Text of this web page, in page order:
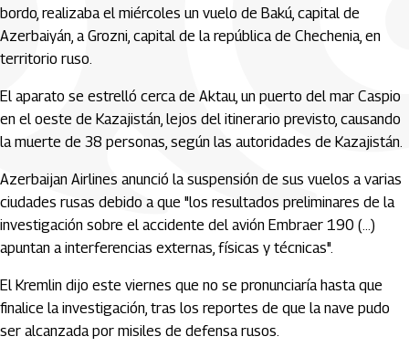
bordo, realizaba el miércoles un vuelo de Bakú, capital de
Azerbaiyán, a Grozni, capital de la república de Chechenia, en
territorio ruso.
El aparato se estrelló cerca de Aktau, un puerto del mar Caspio
en el oeste de Kazajistán, lejos del itinerario previsto, causando
la muerte de 38 personas, según las autoridades de Kazajistán.
Azerbaijan Airlines anunció la suspensión de sus vuelos a varias
ciudades rusas debido a que "los resultados preliminares de la
investigación sobre el accidente del avión Embraer 190 (...)
apuntan a interferencias externas, físicas y técnicas".
El Kremlin dijo este viernes que no se pronunciaría hasta que
finalice la investigación, tras los reportes de que la nave pudo
ser alcanzada por misiles de defensa rusos.